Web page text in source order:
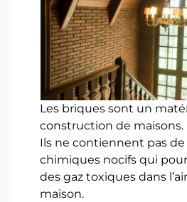
Les briques sont un
construction de maisons.
Ils ne contiennent pas
chimiques nocifs qui
des gaz toxiques dans
maison.